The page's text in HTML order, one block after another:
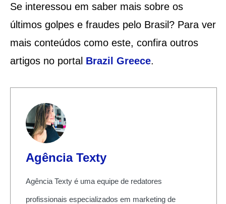
Se interessou em saber mais sobre os
últimos golpes e fraudes pelo Brasil? Para ver
mais conteúdos como este, confira outros
artigos no portal Brazil Greece.
Agência Texty
Agência Texty é uma equipe de redatores
profissionais especializados em marketing de